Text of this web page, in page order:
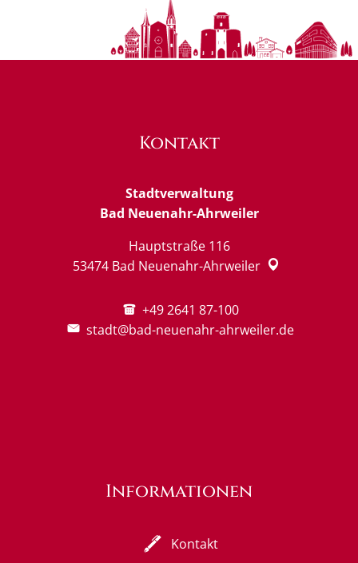
Kontakt
Stadtverwaltung
Bad Neuenahr-Ahrweiler
Hauptstraße 116
53474 Bad Neuenahr-Ahrweiler
+49 2641 87-100
stadt@bad-neuenahr-ahrweiler.de
Informationen
Kontakt